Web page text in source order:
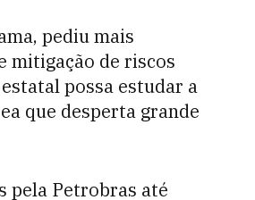
pediu mais
mitigação de riscos
possa estudar a
que desperta grande
pela Petrobras até